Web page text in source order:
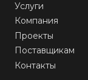
Услуги
Компания
Проекты
Поставщикам
Контакты